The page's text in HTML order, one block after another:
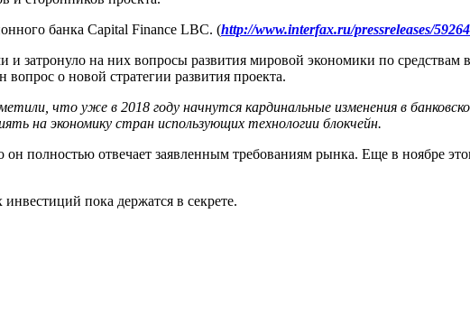
банка Capital Finance LBC. (http://www.interfax.ru/pressreleases/
затронуло на них вопросы развития мировой экономики по средствам
о новой стратегии развития проекта.
что уже в 2018 году начнутся кардинальные изменения в
на экономику стран использующих технологии блокчейн.
полностью отвечает заявленным требованиям рынка. Еще в ноябре
пока держатся в секрете.